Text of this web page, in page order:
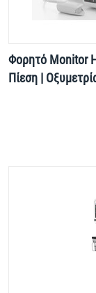
Φορητό Monitor
Πίεση |